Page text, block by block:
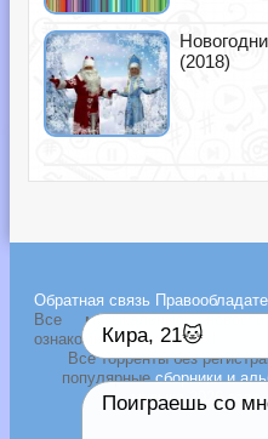
(2018)
Обратная связь
Все музыкальные
ознакомительных целях!
Все торренты без
популярныесборники и
музыка 2026 года
Кира, 21🐱
Поиграешь со